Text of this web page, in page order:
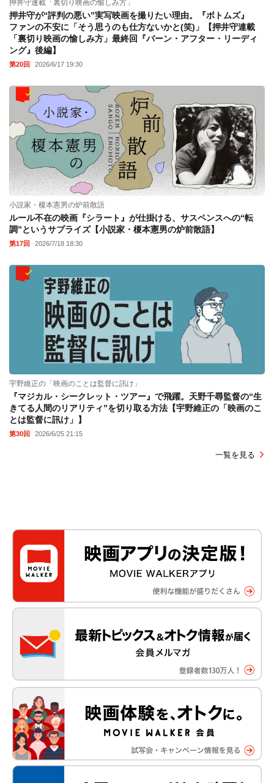
押井守連載「裏切り映画の愉しみ方」
押井守が“評判の悪い”実写映画を撮りたい理由。『ボトムズ』
ファンの不安に「そう思うのも仕方ないかと(笑)」【押井守連載
「裏切り映画の愉しみ方」最終回『バーン・アフター・リーディ
ング』後編】
第20回 2026/6/17 19:30
小説家・榎本憲男の炉前散語
ルール不在の映画『シラート』が仕掛ける、サスペンスへの“転
調”というサプライズ【小説家・榎本憲男の炉前散語】
第17回 2026/7/18 18:30
宇野維正の「映画のことは監督に訊け」
『マジカル・シークレット・ツアー』で飛躍。天野千尋監督の“生
きてる人間のリアリティ”を切り取る方法【宇野維正の「映画のこ
とは監督に訊け」】
第30回 2026/6/25 21:15
一覧を見る